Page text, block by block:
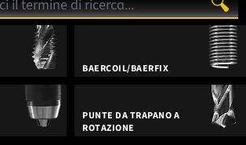
BAERCOIL/BAERFIX
PUNTE DA TRAPANO A
ROTAZIONE